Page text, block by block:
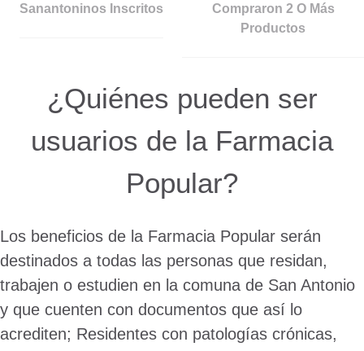
Sanantoninos Inscritos
Compraron 2 O Más
Productos
¿Quiénes pueden ser
usuarios de la Farmacia
Popular?
Los beneficios de la Farmacia Popular serán
destinados a todas las personas que residan,
trabajen o estudien en la comuna de San Antonio
y que cuenten con documentos que así lo
acrediten; Residentes con patologías crónicas,